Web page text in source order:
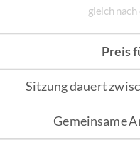
gleich nach
Preis
Sitzung dauert
Gemeinsame